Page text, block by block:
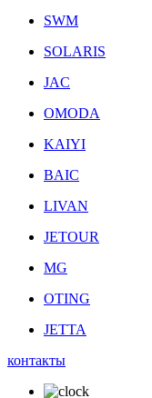
SWM
SOLARIS
JAC
OMODA
KAIYI
BAIC
LIVAN
JETOUR
MG
OTING
JETTA
контакты